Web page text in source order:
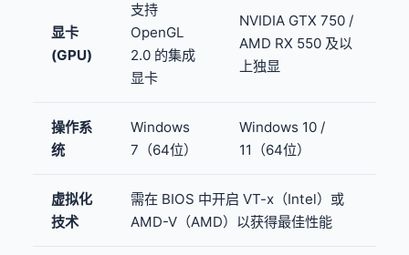
显卡
(GPU)
支持
OpenGL
2.0 的集成
显卡
NVIDIA GTX 750 /
AMD RX 550 及以
上独显
操作系
统
Windows
7（64位）
Windows 10 /
11（64位）
虚拟化
技术
需在 BIOS 中开启 VT-x（Intel）或
AMD-V（AMD）以获得最佳性能